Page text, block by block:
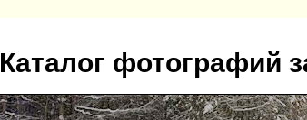
содержимому
Каталог фотографий